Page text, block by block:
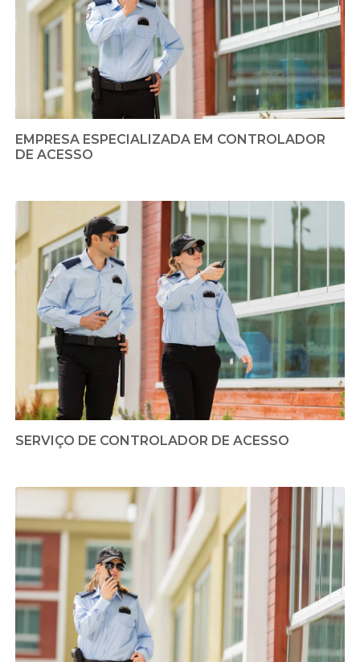
EMPRESA ESPECIALIZADA EM CONTROLADOR
DE ACESSO
SERVIÇO DE CONTROLADOR DE ACESSO